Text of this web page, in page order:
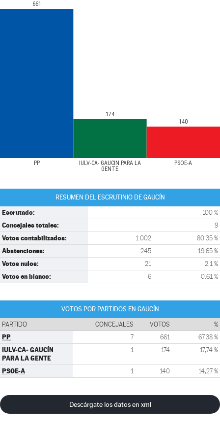
PP
IULV-CA- GAUCÍN PARA LA
GENTE
PSOE-A
661
174
140
RESUMEN DEL ESCRUTINIO DE GAUCÍN
Escrutado: 100 %
Concejales totales: 9
Votos contabilizados: 1.002 80,35 %
Abstenciones: 245 19,65 %
Votos nulos: 21 2,1 %
Votos en blanco: 6 0,61 %
VOTOS POR PARTIDOS EN GAUCÍN
PARTIDO CONCEJALES VOTOS %
PP 7 661 67,38 %
IULV-CA- GAUCÍN
PARA LA GENTE
1 174 17,74 %
PSOE-A 1 140 14,27 %
Descárgate los datos en xml